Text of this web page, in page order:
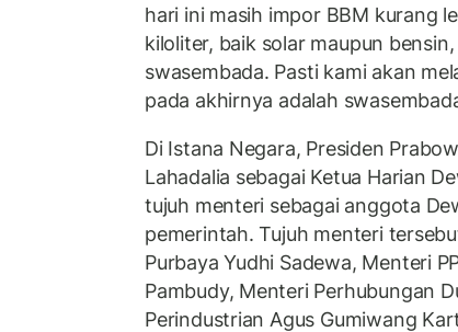
hari ini masih impor BBM kurang
kiloliter, baik solar maupun
swasembada. Pasti kami akan
pada akhirnya adalah
Di Istana Negara, Presiden
Lahadalia sebagai Ketua Harian
tujuh menteri sebagai anggota
pemerintah. Tujuh menteri
Purbaya Yudhi Sadewa, Menteri
Pambudy, Menteri Perhubungan
Perindustrian Agus Gumiwang